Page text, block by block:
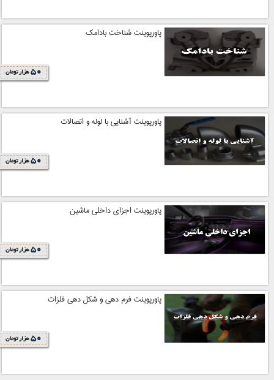
پاورپوینت شناخت بادامک
50 هزار تومان
پاورپوینت آشنایی با لوله و اتصالات
50 هزار تومان
پاورپوینت اجزای داخلی ماشین
50 هزار تومان
پاورپوینت فرم دهی و شکل دهی فلزات
50 هزار تومان